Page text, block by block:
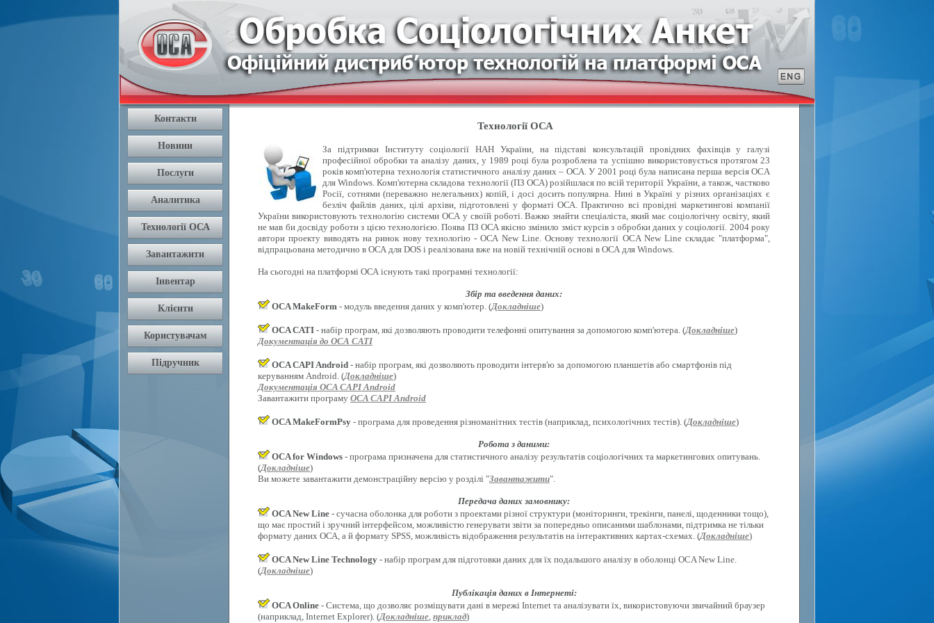
Технології ОСА
За підтримки Інституту соціології НАН України, на підставі консультацій провідних фахівців у галузі
професійної обробки та аналізу даних, у 1989 році була розроблена та успішно використовується протягом 23
років комп'ютерна технологія статистичного аналізу даних – ОСА. У 2001 році була написана перша версія OCA
для Windows. Комп'ютерна складова технології (ПЗ ОСА) розійшлася по всій території України, а також, частково
Росії, сотнями (переважно нелегальних) копій, і досі досить популярна. Нині в Україні у різних організаціях є
безліч файлів даних, цілі архіви, підготовлені у форматі ОСА. Практично всі провідні маркетингові компанії
України використовують технологію системи ОСА у своїй роботі. Важко знайти спеціаліста, який має соціологічну освіту, який
не мав би досвіду роботи з цією технологією. Поява ПЗ ОСА якісно змінило зміст курсів з обробки даних у соціології. 2004 року
автори проекту виводять на ринок нову технологію - ОСА New Line. Основу технології OCA New Line складає "платформа",
відпрацьована методично в ОСА для DOS і реалізована вже на новій технічній основі в ОСА для Windows.
На сьогодні на платформі ОСА існують такі програмні технології:
Збір та введення даних:
OCA MakeForm - модуль введення даних у комп'ютер. (Докладніше)
OCA CATI - набір програм, які дозволяють проводити телефонні опитування за допомогою комп'ютера. (Докладніше)
Документація до ОСА CATI
OCA CAPI Android - набір програм, які дозволяють проводити інтерв'ю за допомогою планшетів або смартфонів під
керуванням Android. (Докладніше)
Документація OCA CAPI Android
Завантажити програму OCA CAPI Android
OCA MakeFormPsy - програма для проведення різноманітних тестів (наприклад, психологічних тестів). (Докладніше)
Робота з даними:
OCA for Windows - програма призначена для статистичного аналізу результатів соціологічних та маркетингових опитувань.
(Докладніше)
Ви можете завантажити демонстраційну версію у розділі "Завантажити".
Передача даних замовнику:
OCA New Line - сучасна оболонка для роботи з проектами різної структури (моніторинги, трекінги, панелі, щоденники тощо),
що має простий і зручний інтерфейсом, можливістю генерувати звіти за попередньо описаними шаблонами, підтримка не тільки
формату даних ОСА, а й формату SPSS, можливість відображення результатів на інтерактивних картах-схемах. (Докладніше)
OCA New Line Technology - набір програм для підготовки даних для їх подальшого аналізу в оболонці OCA New Line.
(Докладніше)
Публікація даних в Інтернеті:
OCA Online - Система, що дозволяє розміщувати дані в мережі Internet та аналізувати їх, використовуючи звичайний браузер
(наприклад, Internet Explorer). (Докладніше, приклад)